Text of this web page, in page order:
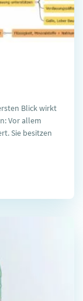
Blick wirkt
Vor allem
Sie besitzen